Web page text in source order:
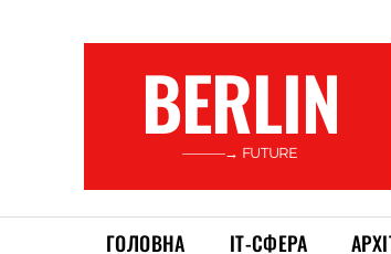
BERLIN
———→ FUTURE
ГОЛОВНА ІТ-СФЕРА